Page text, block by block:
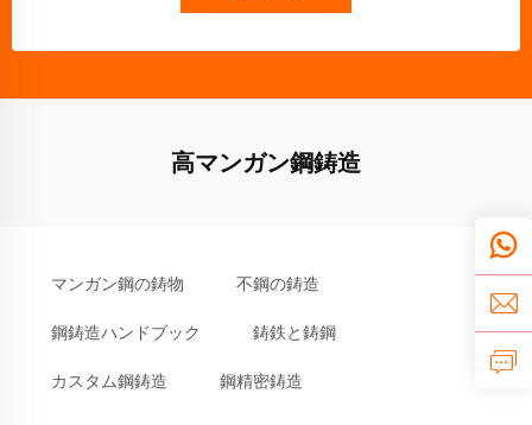
高マンガン鋼鋳造
マンガン鋼の鋳物 不鋼の鋳造
鋼鋳造ハンドブック 鋳鉄と鋳鋼
カスタム鋼鋳造 鋼精密鋳造